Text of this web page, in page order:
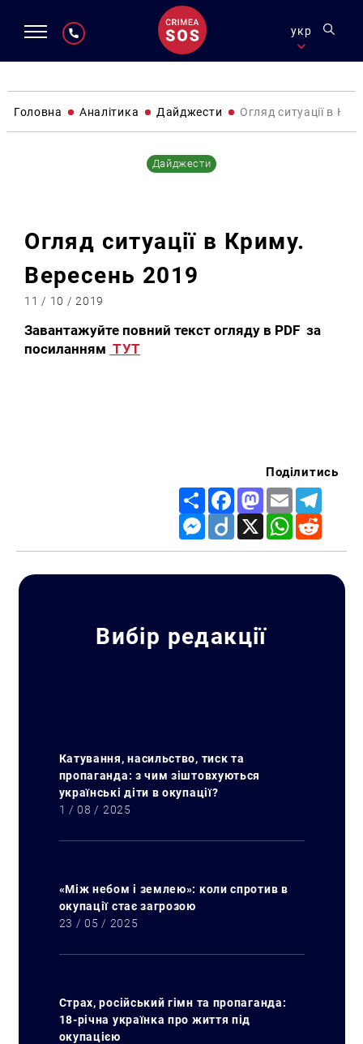
укр
Головна Аналітика Дайджести Огляд ситуації в
Дайджести
Огляд ситуації в Криму.
Вересень 2019
11 / 10 / 2019
Завантажуйте повний текст огляду в PDF за
посиланням ТУТ
Поділитись
Share FacebookMastodon
Email
Messenger
Diigo X WhatsApp
Вибір редакції
Катування, насильство, тиск та
пропаганда: з чим зіштовхуються
українські діти в окупації?
1 / 08 / 2025
«Між небом і землею»: коли спротив в
окупації стає загрозою
23 / 05 / 2025
Страх, російський гімн та пропаганда:
18-річна українка про життя під
окупацією